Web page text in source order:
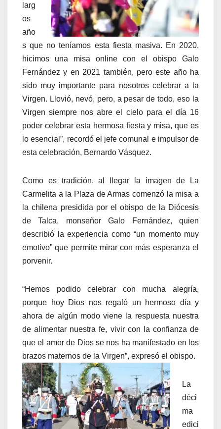
larg
os
año
s que no teníamos esta fiesta masiva. En 2020,
hicimos una misa online con el obispo Galo
Fernández y en 2021 también, pero este año ha
sido muy importante para nosotros celebrar a la
Virgen. Llovió, nevó, pero, a pesar de todo, eso la
Virgen siempre nos abre el cielo para el día 16
poder celebrar esta hermosa fiesta y misa, que es
lo esencial”, recordó el jefe comunal e impulsor de
esta celebración, Bernardo Vásquez.
Como es tradición, al llegar la imagen de La
Carmelita a la Plaza de Armas comenzó la misa a
la chilena presidida por el obispo de la Diócesis
de Talca, monseñor Galo Fernández, quien
describió la experiencia como “un momento muy
emotivo” que permite mirar con más esperanza el
porvenir.
“Hemos podido celebrar con mucha alegría,
porque hoy Dios nos regaló un hermoso día y
ahora de algún modo viene la respuesta nuestra
de alimentar nuestra fe, vivir con la confianza de
que el amor de Dios se nos ha manifestado en los
brazos maternos de la Virgen”, expresó el obispo.
La
déci
ma
edici